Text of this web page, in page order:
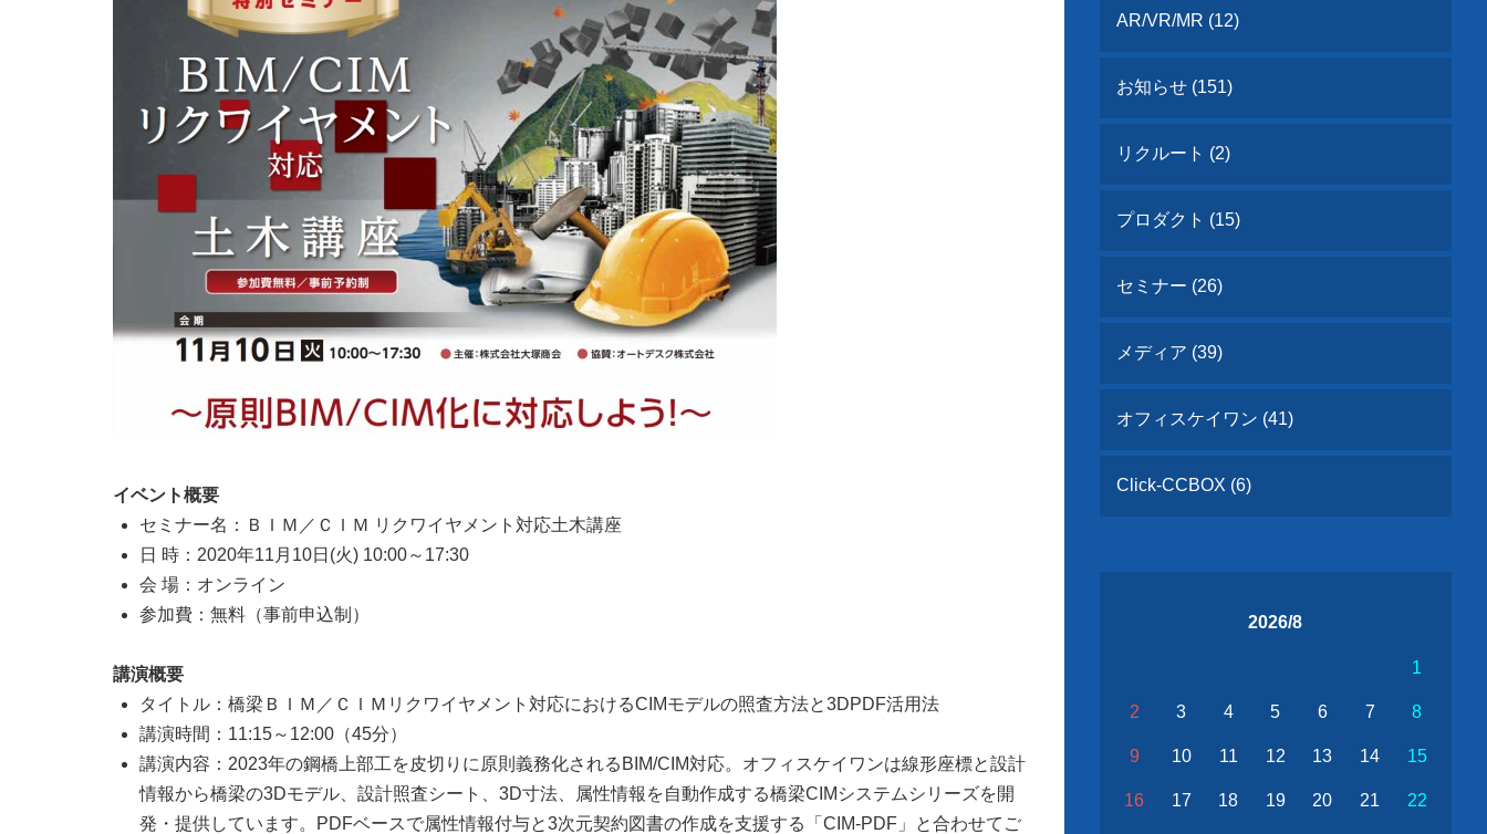
イベント概要
セミナー名：ＢＩＭ／ＣＩＭ リクワイヤメント対応土木講座
日 時：2020年11月10日(火) 10:00～17:30
会 場：オンライン
参加費：無料（事前申込制）
講演概要
タイトル：橋梁ＢＩＭ／ＣＩＭリクワイヤメント対応におけるCIMモデルの照査方法と3DPDF活用法
講演時間：11:15～12:00（45分）
講演内容：2023年の鋼橋上部工を皮切りに原則義務化されるBIM/CIM対応。オフィスケイワンは線形座標と設計
情報から橋梁の3Dモデル、設計照査シート、3D寸法、属性情報を自動作成する橋梁CIMシステムシリーズを開
発・提供しています。PDFベースで属性情報付与と3次元契約図書の作成を支援する「CIM-PDF」と合わせてご
AR/VR/MR (12)
お知らせ (151)
リクルート (2)
プロダクト (15)
セミナー (26)
メディア (39)
オフィスケイワン (41)
Click-CCBOX (6)
2026/8
1
2 3 4 5 6 7 8
9 10 11 12 13 14 15
16 17 18 19 20 21 22